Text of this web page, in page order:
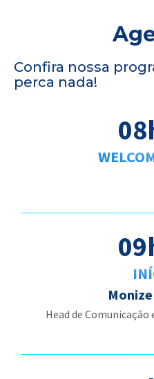
Confira nossa
perca nada!
Head de